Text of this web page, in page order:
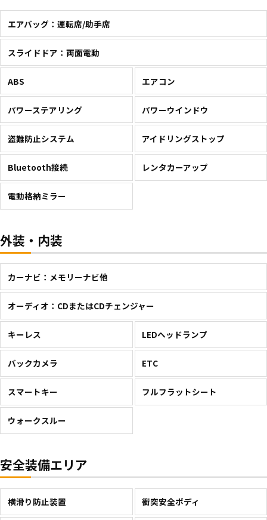
エアバッグ：運転席/助手席
スライドドア：両面電動
ABS エアコン
パワーステアリング パワーウインドウ
盗難防止システム アイドリングストップ
Bluetooth接続 レンタカーアップ
電動格納ミラー
外装・内装
カーナビ：メモリーナビ他
オーディオ：CDまたはCDチェンジャー
キーレス LEDヘッドランプ
バックカメラ ETC
スマートキー フルフラットシート
ウォークスルー
安全装備エリア
横滑り防止装置 衝突安全ボディ